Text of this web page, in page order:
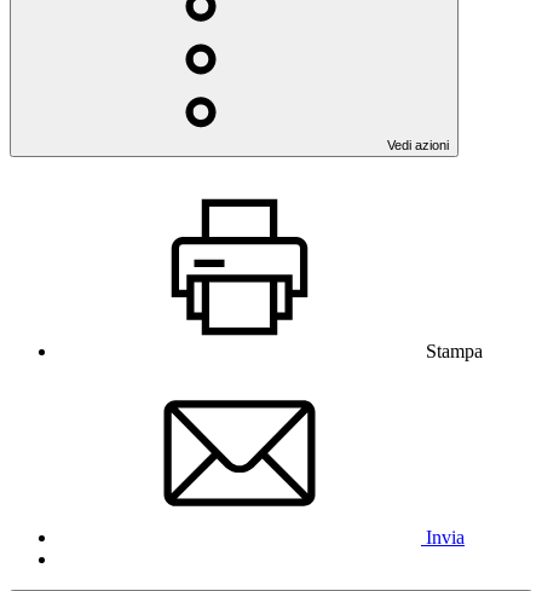
Vedi azioni
Stampa
Invia